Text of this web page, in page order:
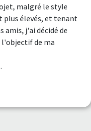
malgré le style
plus élevés, et tenant
j'ai décidé de
l'objectif de ma